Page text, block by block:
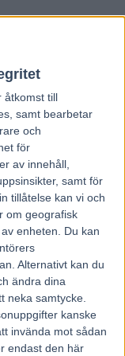
åtkomst till
samt bearbetar
och
för
av innehåll,
samt för
tillåtelse kan vi och
om geografisk
enheten. Du kan
Alternativt kan du
ändra dina
neka samtycke.
kanske
invända mot sådan
endast den här